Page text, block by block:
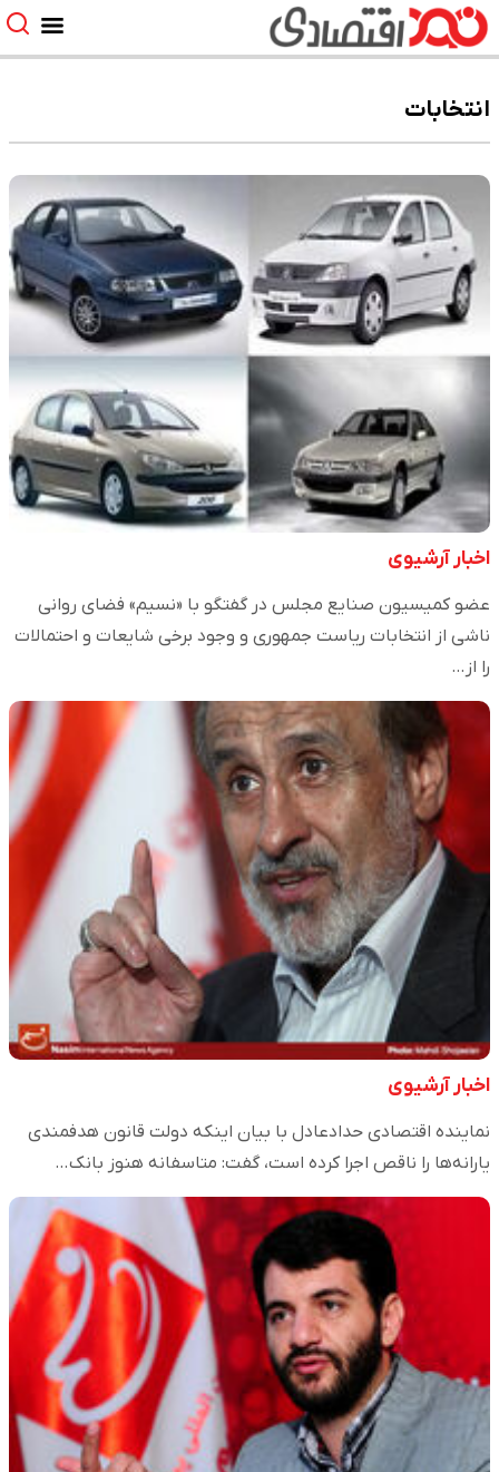
انتخابات
اخبار آرشیوی
عضو کمیسیون صنایع مجلس در گفتگو با «نسیم» فضای روانی
ناشی از انتخابات ریاست جمهوری و وجود برخی شایعات و احتمالات
را از…
اخبار آرشیوی
نماینده اقتصادی حدادعادل با بیان اینکه دولت قانون هدفمندی
یارانه‌ها را ناقص اجرا کرده است، گفت: متاسفانه هنوز بانک…